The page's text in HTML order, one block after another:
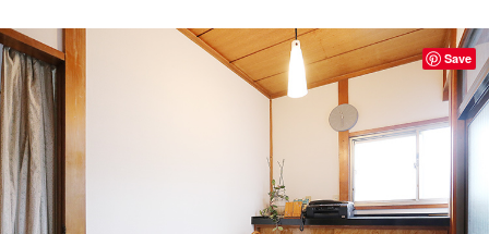
Save